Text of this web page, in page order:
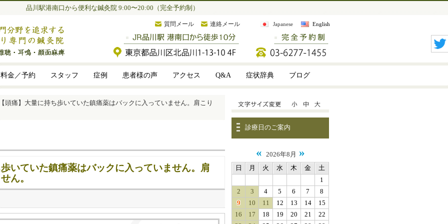
品川駅港南口から便利な鍼灸院 9:00〜20:00（完全予約制）
質問メール 連絡メール Japanese English
料金／予約 スタッフ 症例 患者様の声 アクセス Q&A 症状辞典 ブログ
頭痛】大量に持ち歩いていた鎮痛薬はバックに入っていません。肩こり
いていた鎮痛薬はバックに入っていません。肩
ん。
診療日のご案内
« 2026年8月 »
日 月 火 水 木 金
土
1
2
3 4 5 6 7
8
9
10 11 12 13 14
15
16
17 18 19 20 21
22